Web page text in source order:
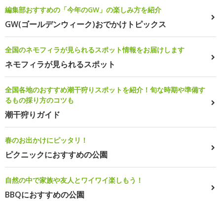
編集部おすすめの「今年のGW」の楽しみ方を紹介
GW(ゴールデンウィーク)おでかけトピックス
全国のネモフィラが見られるスポット情報をお届けします
ネモフィラが見られるスポット
全国各地のおすすめ潮干狩りスポットを紹介！旬な時期や準備す
るもの採り方のコツも
潮干狩りガイド
春のお出かけにピッタリ！
ピクニックにおすすめの公園
自然の中で家族や友人とワイワイ楽しもう！
BBQにおすすめの公園